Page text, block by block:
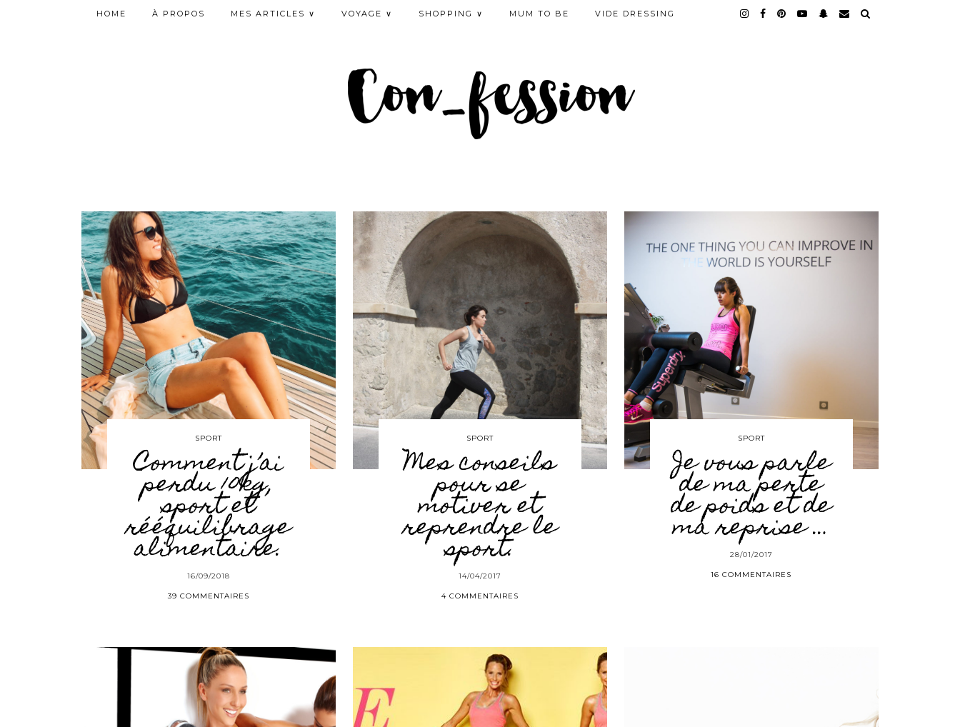
HOME À PROPOS MES ARTICLES ∨ VOYAGE ∨ SHOPPING ∨ MUM TO BE VIDE DRESSING
SPORT
Comment j’ai
perdu 10kg,
sport et
rééquilibrage
alimentaire.
16/09/2018
39 COMMENTAIRES
SPORT
Mes conseils
pour se
motiver et
reprendre le
sport.
14/04/2017
4 COMMENTAIRES
SPORT
Je vous parle
de ma perte
de poids et de
ma reprise …
28/01/2017
16 COMMENTAIRES